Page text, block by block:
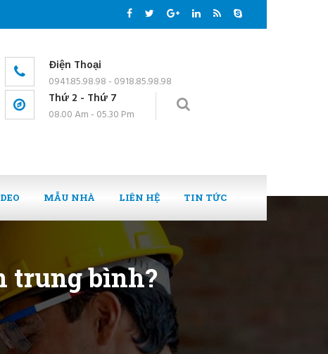
Điện Thoại
0941.85.98.98 - 0918.85.98.98
Thứ 2 - Thứ 7
08.00 Am - 05.30 Pm
MẪU NHÀ LIÊN HỆ TIN TỨC
trung bình?